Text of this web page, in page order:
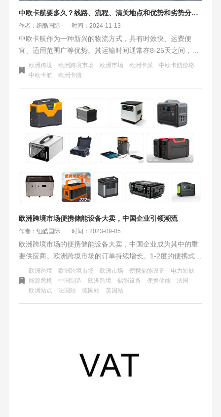
中欧卡航要多久？线路、流程、清关地点和优势和劣势分别是什么？
作者：纽酷国际 时间：2024-11-13
中欧卡航作为一种新兴的物流方式，具有时效快、运费便
宜、适用范围广等优势。其运输时间通常在8-25天之间，具
体受路线和货物类型影响。中欧卡航的主要线路涵盖德国至
中国苏州、上海以及大连至莫斯科等地，提供仓到仓接送货
输时间较长，且可能受天气和路况影响。总体而言，中欧卡
航在满足对时间和成本有要求的货物运输方面具有较高性价
比，但仍需不断提升服务质量和技术水平。
欧洲跨境 欧洲跨境市场 欧洲市场 欧洲卡派
中欧卡航价格
中欧卡航
欧洲卡航
欧洲跨境市场便携储能设备大卖，中国企业引领潮流
作者：纽酷国际 时间：2023-09-05
欧洲跨境市场的便携储能设备大卖，中国企业成为其中的重
要供应商。欧洲跨境市场的订单持续增长。1-2度的便携式移
动储能设备最受欢迎。此外，欧洲市场对阳台户用储能产品
的需求也在快速增长。中国化学与物理电源行业协会储能应
用分会的秘书长刘勇表示，欧洲的户用储能一直处于快速发
展的阶段，中国产的户用储能设备在欧洲跨境市场的占比比
欧洲跨境 欧洲跨境市场 欧洲市场 便携储能设备
电力短缺
能源危机
中国制造 欧洲跨境 储能设备 便携储能
法国
欧洲站点
法国站 德国站 英国站